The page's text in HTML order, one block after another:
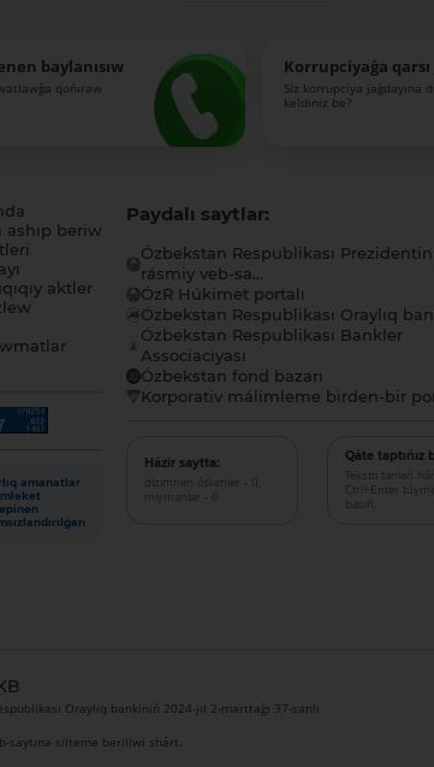
baylanısıw
qońıraw
Korrupciyaǵa
Siz korrupciya jaǵdayına
keldiniz be?
ashıp beriw
aktler
amanatlar
Paydalı saytlar:
Ózbekstan Respublikası
rásmiy veb-sa...
ÓzR Húkimet portalı
Ózbekstan Respublikası Oraylıq
Ózbekstan Respublikası Bankler
Associaciyası
Ózbekstan fond bazarı
Korporativ málimleme birden-bir
Házir saytta:
dizimnen ótkenler - 0,
miymanlar - 6
Qáte taptıńız
Tekstti tanlań
Ctrl+Enter
basıń.
Oraylıq bankiniń 2024-jıl 2-marttaǵı 37-sanlı
saytına silteme beriliwi shárt.